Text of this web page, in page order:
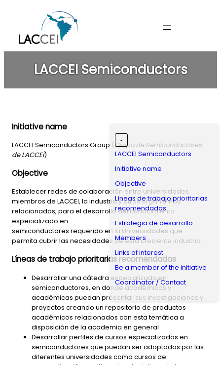
LACCEI Semiconductors
Initiative name
LACCEI Semiconductors Group (Grupo de Semiconductores
de LACCEI)
Objective
Establecer redes de colaboración entre universidades
miembros de LACCEI, la industria y otros organismos
relacionados, para el desarrollo del conocimiento
especializado en
semiconductores requerido en la Universidades que
permita cubrir las necesidades de esta creciente industria.
Líneas de trabajo prioritarias recomendadas
Desarrollar una cátedra especializada en
semiconductores, en donde académicos y
académicas puedan presentar sus investigaciones y
proyectos creando un repositorio de productos
académicos relacionados con esta temática a
disposición de la academia en general
Desarrollar perfiles de cursos especializados en
semiconductores que puedan ser adoptados por las
diferentes universidades como cursos de
-
LACCEI Semiconductors
Initiative name
Objective
Líneas de trabajo prioritarias
recomendadas
Estrategia de desarrollo
Members
Links of interest
Be a member of the initiative
Coordinator / Contact